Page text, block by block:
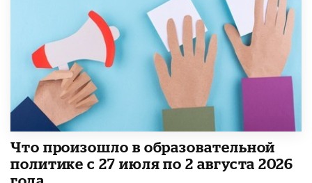
​Что произошло в образовательной
политике с 27 июля по 2 августа 2026